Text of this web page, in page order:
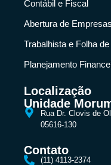
Contábil e Fiscal
Abertura de Empresas
Trabalhista e Folha
Planejamento
Localização
Unidade
Rua Dr. Clovis de
05616-130
Contato
(11) 4113-2374